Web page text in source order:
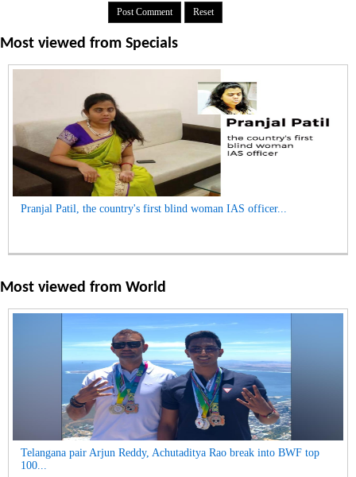
Most viewed from Specials
Pranjal Patil, the country's first blind woman IAS officer...
Most viewed from World
Telangana pair Arjun Reddy, Achutaditya Rao break into BWF top
100...